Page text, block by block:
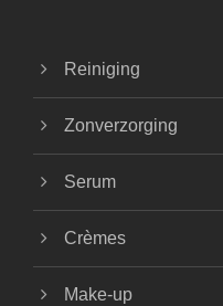
Reiniging
Zonverzorging
Serum
Crèmes
Make-up